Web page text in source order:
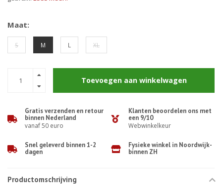
Maat:
S M L XL
Toevoegen aan winkelwagen
Gratis verzenden en retour
binnen Nederland
vanaf 50 euro
Klanten beoordelen ons met
een 9/10
Webwinkelkeur
Snel geleverd binnen 1-2
dagen
Fysieke winkel in Noordwijk-
binnen ZH
Productomschrijving